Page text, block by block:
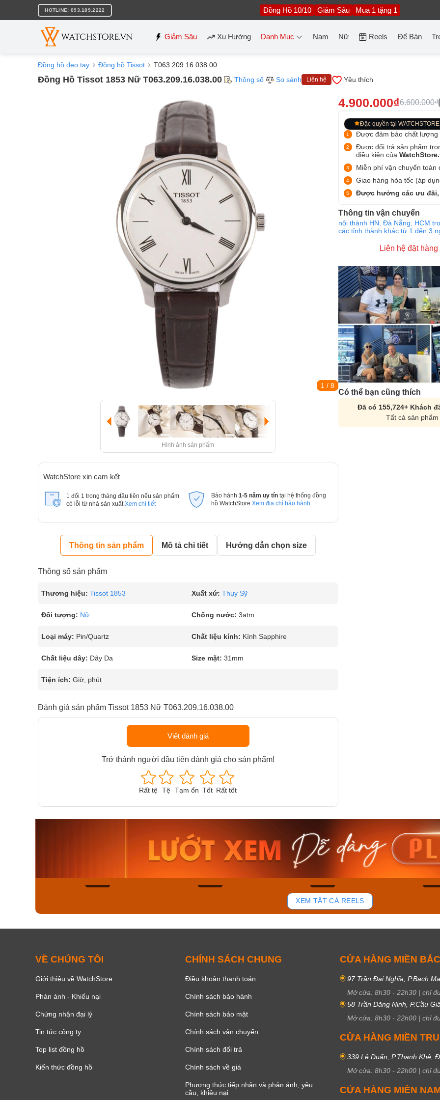
nội
HOTLINE: 093.189.2222 Đồng Hồ 10/10 Giảm Sâu Mua 1 tặng 1
Giảm Sâu Xu Hướng Danh Mục Nam Nữ Reels Để Bàn
Đồng hồ đeo tay Đồng hồ Tissot T063.209.16.038.00
Đồng Hồ Tissot 1853 Nữ T063.209.16.038.00 Thông số So sánh Liên hệ Yêu thích
1 / 8
Hình ảnh sản phẩm
WatchStore xin cam kết
1 đổi 1 trong tháng đầu tiên nếu sản phẩm
có lỗi từ nhà sản xuất. Xem chi tiết
Bảo hành 1-5 năm uy tín tại hệ thống đồng
hồ WatchStore Xem địa chỉ bảo hành
Thông tin sản phẩm Mô tả chi tiết Hướng dẫn chọn size
Thông số sản phẩm
Thương hiệu: Tissot 1853 Xuất xứ: Thụy Sỹ
Đối tượng: Nữ Chống nước: 3atm
Loại máy: Pin/Quartz Chất liệu kính: Kính Sapphire
Chất liệu dây: Dây Da Size mặt: 31mm
Tiện ích: Giờ, phút
Đánh giá sản phẩm Tissot 1853 Nữ T063.209.16.038.00
Viết đánh giá
Trở thành người đầu tiên đánh giá cho sản phẩm!
Rất tệ Tệ Tạm ổn Tốt Rất tốt
4.900.000₫6.600.000₫
Đặc quyền tại WATCHSTORE
Được đảm bảo chất lượng
Được đổi trả sản phẩm
điều kiện của
Miễn phí vận chuyển toàn
Giao hàng hỏa tốc (áp
Được hưởng các ưu đãi,
Thông tin vận chuyển
nội thành HN, Đà Nẵng, HCM
các tỉnh thành khác từ 1 đến 3
Liên hệ đặt hàng
Có thể bạn cũng thích
Đã có 155,724+ Khách
Tất cả sản
Casio Nam MTS-
115D-1AVDF
2.823.000₫
2.399.550₫
Mua ngay
50
Casio Nam MTS-
RS100L-1AVDF
4.276.000₫
3.634.600₫
Casio
230EL-
Mua
XEM TẤT CẢ REELS
VỀ CHÚNG TÔI
Giới thiệu về WatchStore
Phản ánh - Khiếu nại
Chứng nhận đại lý
Tin tức công ty
Top list đồng hồ
Kiến thức đồng hồ
CHÍNH SÁCH CHUNG
Điều khoản thanh toán
Chính sách bảo hành
Chính sách bảo mật
Chính sách vận chuyển
Chính sách đổi trả
Chính sách về giá
Phương thức tiếp nhận và phản ánh, yêu
cầu, khiêu nại
CỬA HÀNG MIỀN BẮC
97 Trần Đại Nghĩa, P.Bạch
Mở cửa: 8h30 - 22h30 | chỉ
58 Trần Đăng Ninh, P.Cầu
Mở cửa: 8h30 - 22h00 | chỉ
CỬA HÀNG MIỀN
339 Lê Duẩn, P.Thanh Khê,
Mở cửa: 8h30 - 22h00 | chỉ
CỬA HÀNG MIỀN